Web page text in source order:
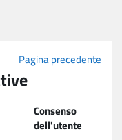
Pagina precedente
Consenso
dell'utente